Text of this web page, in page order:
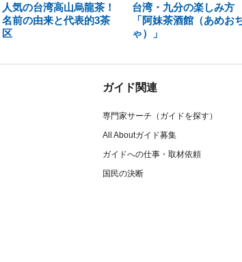
人気の台湾高山烏龍茶！
名前の由来と代表的3茶
区
台湾・九分の楽しみ方
「阿妹茶酒館（あめお
ゃ）」
ガイド関連
専門家サーチ（ガイドを探す）
All Aboutガイド募集
ガイドへの仕事・取材依頼
国民の決断